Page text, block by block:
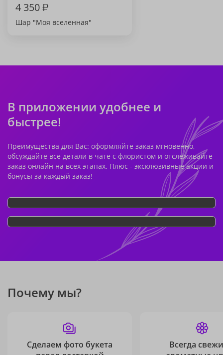
4 350₽
Шар "Моя вселенная"
В приложении удобнее и
быстрее!
Преимущества для Вас: оформляйте заказ мгновенно,
обсуждайте все детали в чате с флористом и отслеживайте
заказ онлайн на всех этапах. Плюс - эксклюзивные акции и
бонусы за каждый заказ!
Почему мы?
Сделаем фото букета
Всегда